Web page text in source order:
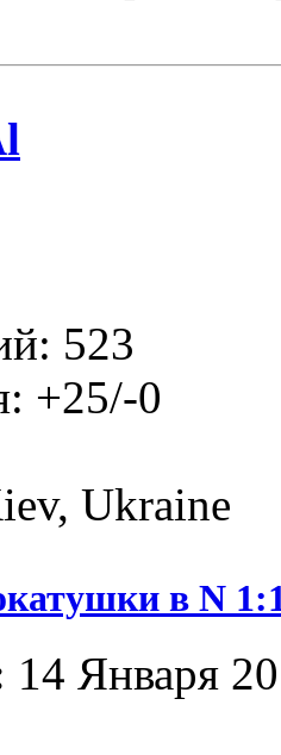
523
+25/-0
Ukraine
в N
14 Января